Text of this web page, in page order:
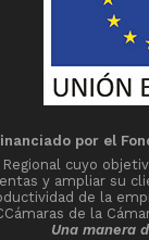
por el
cuyo
y ampliar su
de la
de la
Una manera